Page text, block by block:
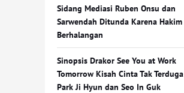
Sidang Mediasi Ruben Onsu dan
Sarwendah Ditunda Karena Hakim
Berhalangan
Sinopsis Drakor See You at Work
Tomorrow Kisah Cinta Tak Terduga
Park Ji Hyun dan Seo In Guk